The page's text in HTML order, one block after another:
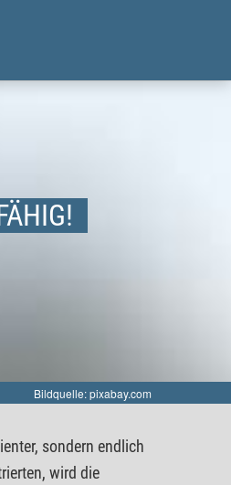
Bildquelle: pixabay.com
sondern endlich
wird die